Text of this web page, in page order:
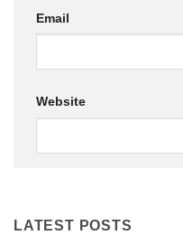
Email
Website
LATEST POSTS